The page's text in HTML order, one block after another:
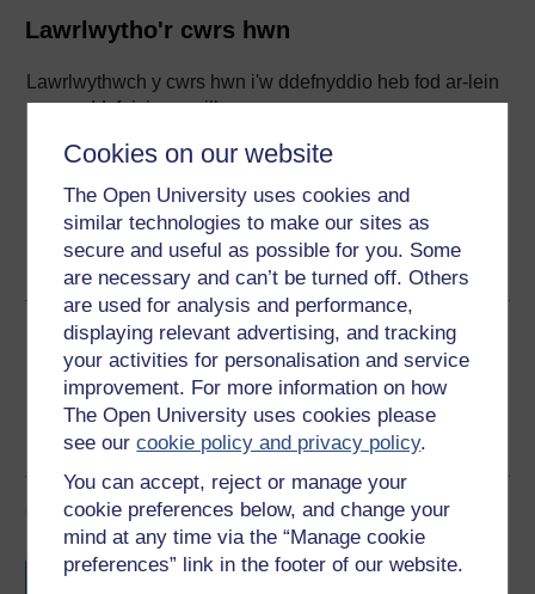
Cookies on our website
The Open University uses cookies and
similar technologies to make our sites as
secure and useful as possible for you. Some
are necessary and can’t be turned off. Others
are used for analysis and performance,
displaying relevant advertising, and tracking
your activities for personalisation and service
improvement. For more information on how
The Open University uses cookies please
see ourcookie policy and privacy policy.
You can accept, reject or manage your
cookie preferences below, and change your
mind at any time via the “Manage cookie
preferences” link in the footer of our website.
Lawrlwytho'r cwrs hwn
Lawrlwythwch y cwrs hwn i'w ddefnyddio heb fod ar-lein
neu ar ddyfeisiau eraill
Word Kindle PDF
Epub 2
Gweld rhagor o fformatau
Rhannu'r cwrs am ddim hwn
Gwobrau'r cwrs
Datganiad cyfranogiad am ddimwrth i chi